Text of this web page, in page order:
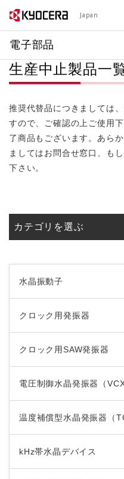
Japan
電子部品
生産中止製品一
推奨代替品につきましては
すので、ご確認の上ご使用
了商品もございます。あら
ましてはお問合せ窓口、も
下さい。
カテゴリを選ぶ
水晶振動子
クロック用発振器
クロック用SAW発振器
電圧制御水晶発振器（
温度補償型水晶発振器（
kHz帯水晶デバイス